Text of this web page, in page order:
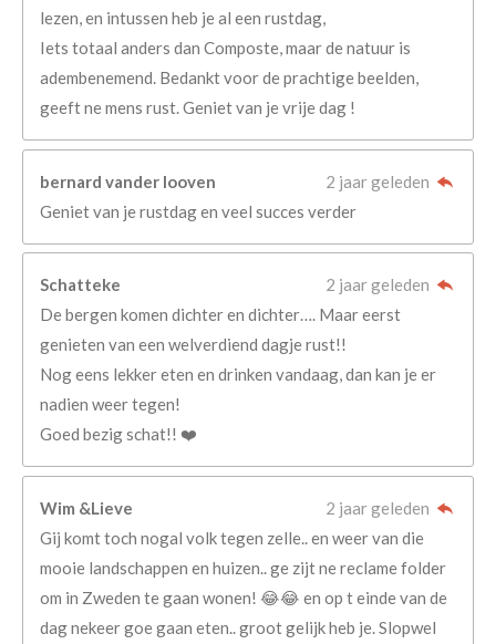
lezen, en intussen heb je al een rustdag,
Iets totaal anders dan Composte, maar de natuur is
adembenemend. Bedankt voor de prachtige beelden,
geeft ne mens rust. Geniet van je vrije dag !
bernard vander looven
2 jaar geleden
Geniet van je rustdag en veel succes verder
Schatteke
2 jaar geleden
De bergen komen dichter en dichter…. Maar eerst
genieten van een welverdiend dagje rust!!
Nog eens lekker eten en drinken vandaag, dan kan je er
nadien weer tegen!
Goed bezig schat!! ❤️
Wim &Lieve
2 jaar geleden
Gij komt toch nogal volk tegen zelle.. en weer van die
mooie landschappen en huizen.. ge zijt ne reclame folder
om in Zweden te gaan wonen! 😂😂 en op t einde van de
dag nekeer goe gaan eten.. groot gelijk heb je. Slopwel